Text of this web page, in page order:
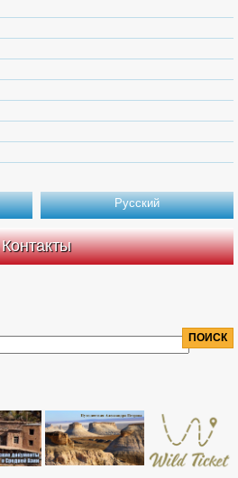
Русский
Контакты